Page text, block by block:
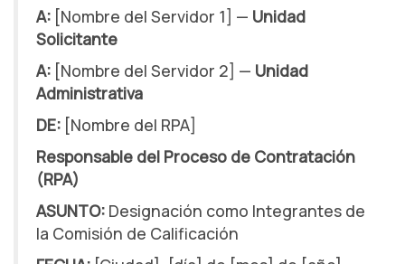
A: [Nombre del Servidor 1] — Unidad
Solicitante
A: [Nombre del Servidor 2] — Unidad
Administrativa
DE: [Nombre del RPA]
Responsable del Proceso de Contratación
(RPA)
ASUNTO: Designación como Integrantes de
la Comisión de Calificación